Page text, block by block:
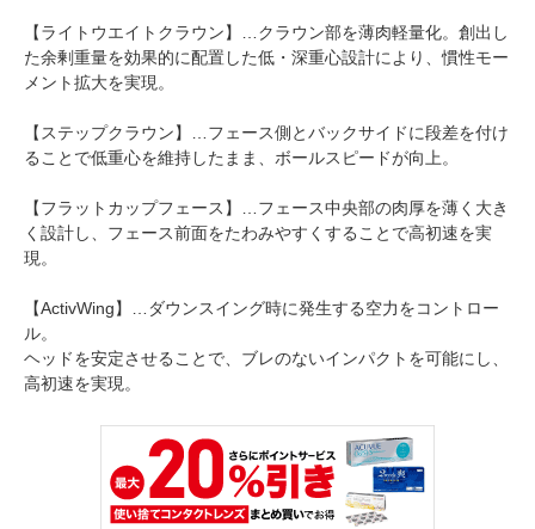
【ライトウエイトクラウン】…クラウン部を薄肉軽量化。創出し
た余剰重量を効果的に配置した低・深重心設計により、慣性モー
メント拡大を実現。
【ステップクラウン】…フェース側とバックサイドに段差を付け
ることで低重心を維持したまま、ボールスピードが向上。
【フラットカップフェース】…フェース中央部の肉厚を薄く大き
く設計し、フェース前面をたわみやすくすることで高初速を実
現。
【ActivWing】…ダウンスイング時に発生する空力をコントロー
ル。
ヘッドを安定させることで、ブレのないインパクトを可能にし、
高初速を実現。